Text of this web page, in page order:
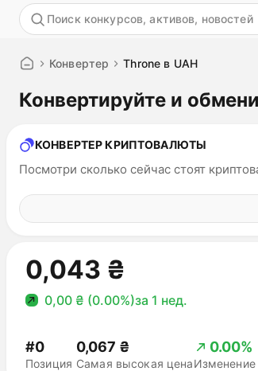
Конвертер Throne в UAH
Конвертируйте и
КОНВЕРТЕР КРИПТОВАЛЮТЫ
Посмотри сколько сейчас стоят
0,043 ₴
0,00 ₴ (0.00%)за 1 нед.
Позиция
#0
Самая высокая цена
0,067 ₴ 0.00%